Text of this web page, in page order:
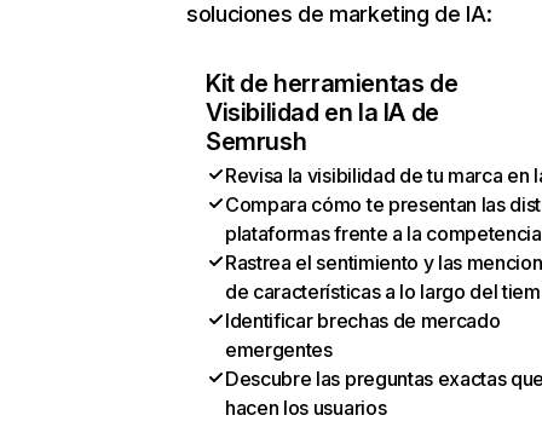
soluciones de marketing de IA:
Kit de herramientas de
Visibilidad en la IA de
Semrush
Revisa la visibilidad de tu marca en
Compara cómo te presentan las
plataformas frente a la competencia
Rastrea el sentimiento y las
de características a lo largo del
Identificar brechas de mercado
emergentes
Descubre las preguntas exactas
hacen los usuarios